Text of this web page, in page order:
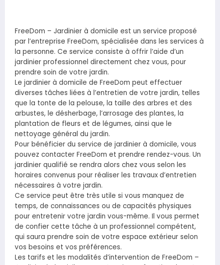
FreeDom – Jardinier à domicile est un service proposé
par l’entreprise FreeDom, spécialisée dans les services à
la personne. Ce service consiste à offrir l’aide d’un
jardinier professionnel directement chez vous, pour
prendre soin de votre jardin.
Le jardinier à domicile de FreeDom peut effectuer
diverses tâches liées à l’entretien de votre jardin, telles
que la tonte de la pelouse, la taille des arbres et des
arbustes, le désherbage, l’arrosage des plantes, la
plantation de fleurs et de légumes, ainsi que le
nettoyage général du jardin.
Pour bénéficier du service de jardinier à domicile, vous
pouvez contacter FreeDom et prendre rendez-vous. Un
jardinier qualifié se rendra alors chez vous selon les
horaires convenus pour réaliser les travaux d’entretien
nécessaires à votre jardin.
Ce service peut être très utile si vous manquez de
temps, de connaissances ou de capacités physiques
pour entretenir votre jardin vous-même. Il vous permet
de confier cette tâche à un professionnel compétent,
qui saura prendre soin de votre espace extérieur selon
vos besoins et vos préférences.
Les tarifs et les modalités d’intervention de FreeDom –